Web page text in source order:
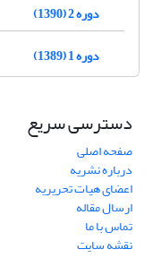
دوره 2 (1390)
دوره 1 (1389)
دسترسی سریع
صفحه اصلی
درباره نشریه
اعضای هیات تحریریه
ارسال مقاله
تماس با ما
نقشه سایت